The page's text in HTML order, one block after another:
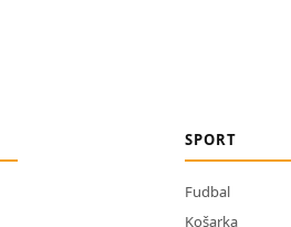
SPORT
Fudbal
Košarka